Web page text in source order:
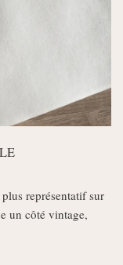
représentatif sur
un côté vintage,